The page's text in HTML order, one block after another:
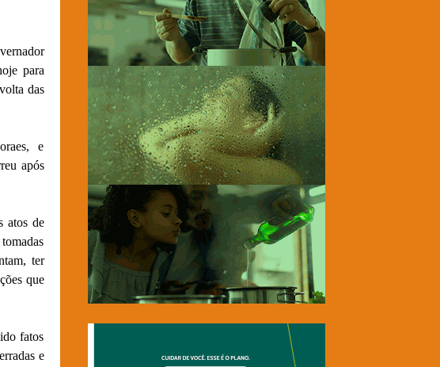
para
das
e
após
atos de
ter
que
fatos
e